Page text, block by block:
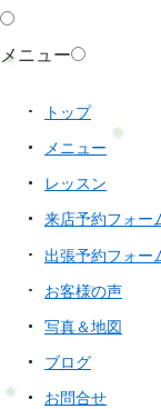
メニュー
トップ
メニュー
レッスン
来店予約フォー
出張予約フォー
お客様の声
写真＆地図
ブログ
お問合せ